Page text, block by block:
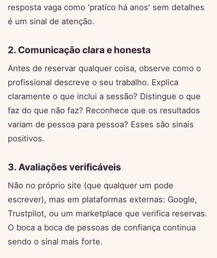
resposta vaga como 'pratíco há anos' sem detalhes
é um sinal de atenção.
2. Comunicação clara e honesta
Antes de reservar qualquer coisa, observe como o
profissional descreve o seu trabalho. Explica
claramente o que inclui a sessão? Distingue o que
faz do que não faz? Reconhece que os resultados
variam de pessoa para pessoa? Esses são sinais
positivos.
3. Avaliações verificáveis
Não no próprio site (que qualquer um pode
escrever), mas em plataformas externas: Google,
Trustpilot, ou um marketplace que verifica reservas.
O boca a boca de pessoas de confiança continua
sendo o sinal mais forte.